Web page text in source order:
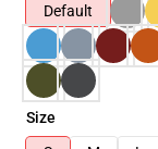
Default
Size